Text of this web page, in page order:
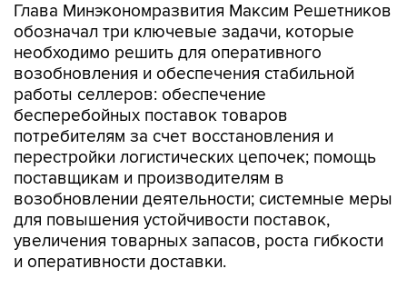
Глава Минэкономразвития Максим Решетников
обозначал три ключевые задачи, которые
необходимо решить для оперативного
возобновления и обеспечения стабильной
работы селлеров: обеспечение
бесперебойных поставок товаров
потребителям за счет восстановления и
перестройки логистических цепочек; помощь
поставщикам и производителям в
возобновлении деятельности; системные меры
для повышения устойчивости поставок,
увеличения товарных запасов, роста гибкости
и оперативности доставки.